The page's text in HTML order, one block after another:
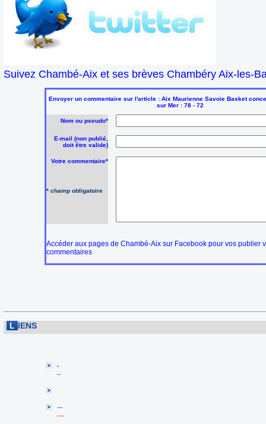
Suivez Chambé-Aix et ses brèves Chambéry Aix-les-
Envoyer un commentaire sur l'article : Aix Maurienne Savoie Basket
sur Mer : 78 - 72
Nom ou pseudo*
E-mail (non publié,
doit être valide)
Votre commentaire*
* champ obligatoire
Accéder aux pages de Chambé-Aix sur Facebook pour vos publier
commentaires
L IENS
-
--
---
----